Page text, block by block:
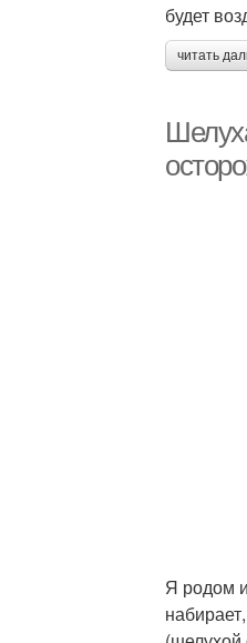
будет
читать
Я родом